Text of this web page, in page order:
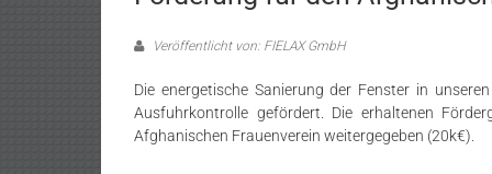
Veröffentlicht von: FIELAX GmbH
Die energetische Sanierung der Fenster in
Ausfuhrkontrolle gefördert. Die erhaltenen
Afghanischen Frauenverein weitergegeben (20k€).